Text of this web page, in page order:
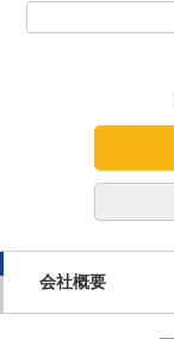
会社概要